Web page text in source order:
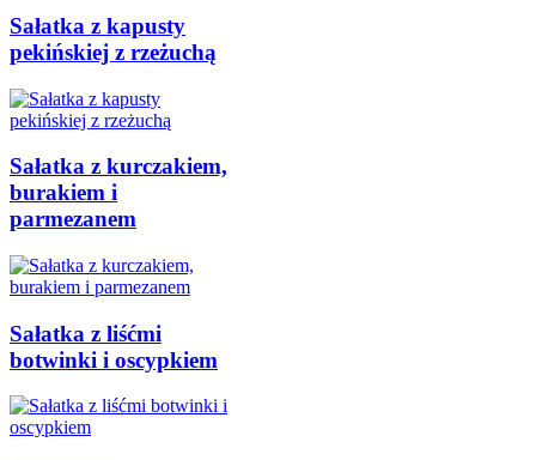
Sałatka z kapusty
pekińskiej z rzeżuchą
Sałatka z kurczakiem,
burakiem i
parmezanem
Sałatka z liśćmi
botwinki i oscypkiem